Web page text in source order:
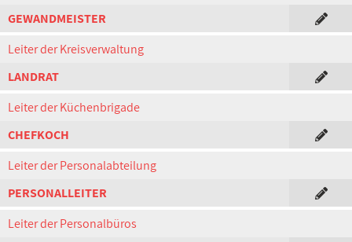
GEWANDMEISTER
Leiter der Kreisverwaltung
LANDRAT
Leiter der Küchenbrigade
CHEFKOCH
Leiter der Personalabteilung
PERSONALLEITER
Leiter der Personalbüros